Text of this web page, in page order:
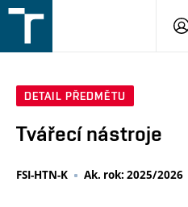
v
DETAIL PŘEDMĚTU
Tvářecí nástroje
FSI-HTN-K Ak. rok: 2025/2026